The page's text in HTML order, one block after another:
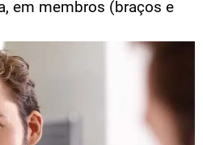
em membros (braços e